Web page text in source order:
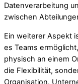
Datenverarbeitung
zwischen
Ein weiterer Aspekt
es Teams
physisch an einem
die Flexibilität,
Organisation.